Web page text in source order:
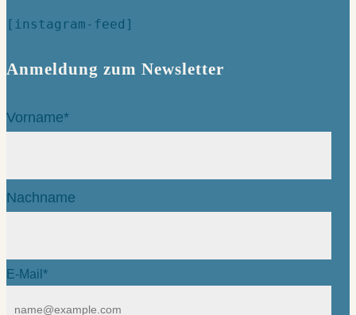
[instagram-feed]
Anmeldung zum Newsletter
Vorname*
Nachname
E-Mail*